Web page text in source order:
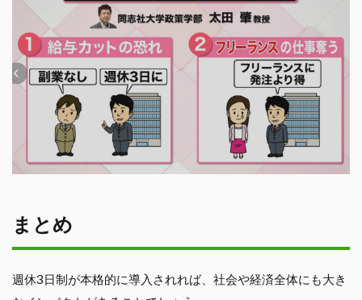
まとめ
週休3日制が本格的に導入されれば、社会や経済全体にも大き